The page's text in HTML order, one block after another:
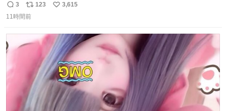
返
信
3
リ
ポ
ト
123
い
数
3,615
11時間前